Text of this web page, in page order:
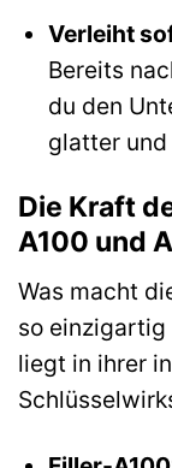
Verleiht
Bereits
du den
glatter
Die Kraft
A100 und
Was macht
so einzigartig
liegt in ihrer